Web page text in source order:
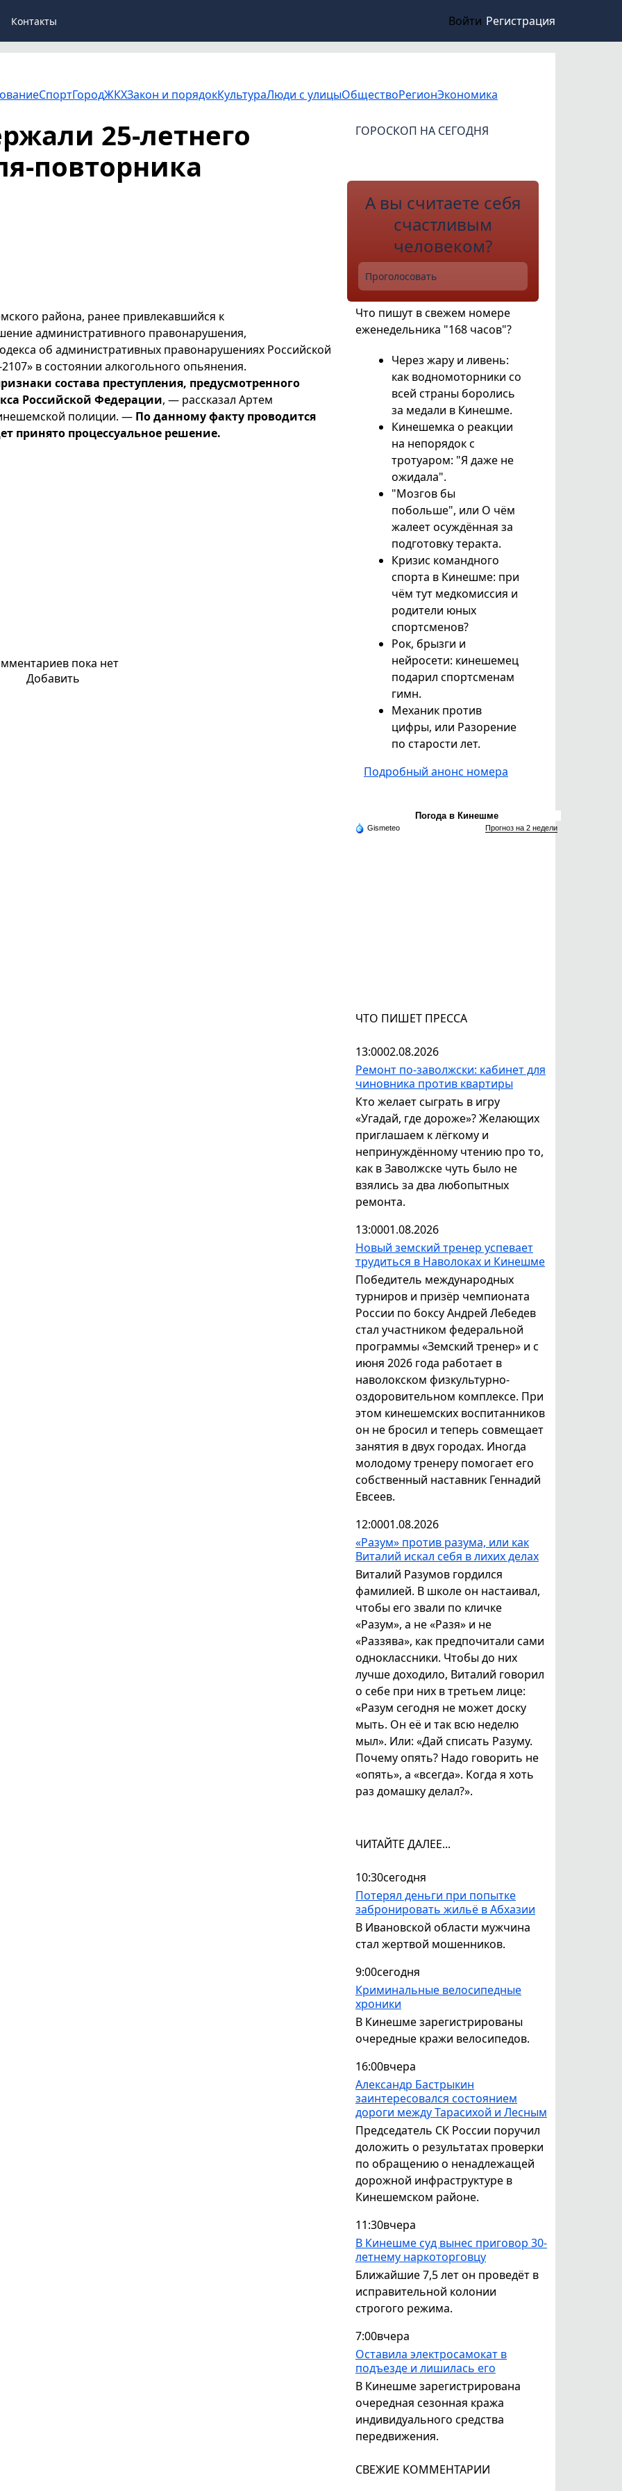
Контакты Войти Регистрация
СпортГородЖКХЗакон и порядокКультураЛюди с улицыОбществоРегионЭкономика
ЧТО ПИШЕТ ПРЕССА
13:0002.08.2026
Ремонт по-заволжски: кабинет для
чиновника против квартиры
Кто желает сыграть в игру
«Угадай, где дороже»? Желающих
приглашаем к лёгкому и
непринуждённому чтению про то,
как в Заволжске чуть было не
взялись за два любопытных
ремонта.
13:0001.08.2026
Новый земский тренер успевает
трудиться в Наволоках и Кинешме
Победитель международных
турниров и призёр чемпионата
России по боксу Андрей Лебедев
стал участником федеральной
программы «Земский тренер» и с
июня 2026 года работает в
наволокском физкультурно-
оздоровительном комплексе. При
этом кинешемских воспитанников
он не бросил и теперь совмещает
занятия в двух городах. Иногда
молодому тренеру помогает его
собственный наставник Геннадий
Евсеев.
12:0001.08.2026
«Разум» против разума, или как
Виталий искал себя в лихих делах
Виталий Разумов гордился
фамилией. В школе он настаивал,
чтобы его звали по кличке
«Разум», а не «Разя» и не
«Раззява», как предпочитали сами
одноклассники. Чтобы до них
лучше доходило, Виталий говорил
о себе при них в третьем лице:
«Разум сегодня не может доску
мыть. Он её и так всю неделю
мыл». Или: «Дай списать Разуму.
Почему опять? Надо говорить не
«опять», а «всегда». Когда я хоть
раз домашку делал?».
ЧИТАЙТЕ ДАЛЕЕ...
10:30сегодня
Потерял деньги при попытке
забронировать жильё в Абхазии
В Ивановской области мужчина
стал жертвой мошенников.
9:00сегодня
Криминальные велосипедные
хроники
В Кинешме зарегистрированы
очередные кражи велосипедов.
16:00вчера
Александр Бастрыкин
заинтересовался состоянием
дороги между Тарасихой и Лесным
Председатель СК России поручил
доложить о результатах проверки
по обращению о ненадлежащей
дорожной инфраструктуре в
Кинешемском районе.
11:30вчера
В Кинешме суд вынес приговор 30-
летнему наркоторговцу
Ближайшие 7,5 лет он проведёт в
исправительной колонии
строгого режима.
7:00вчера
Оставила электросамокат в
подъезде и лишилась его
В Кинешме зарегистрирована
очередная сезонная кража
индивидуального средства
передвижения.
СВЕЖИЕ КОММЕНТАРИИ
25-летнего
повторника
района, ранее привлекавшийся к
административного правонарушения,
об административных правонарушениях Российской
в состоянии алкогольного опьянения.
состава преступления, предусмотренного
Российской Федерации, — рассказал Артем
полиции. — По данному факту проводится
принято процессуальное решение.
пока нет
Добавить
ГОРОСКОП НА СЕГОДНЯ
А вы считаете себя
счастливым
человеком?
Проголосовать
Что пишут в свежем номере
еженедельника "168 часов"?
Через жару и ливень:
как водномоторники со
всей страны боролись
за медали в Кинешме.
Кинешемка о реакции
на непорядок с
тротуаром: "Я даже не
ожидала".
"Мозгов бы
побольше", или О чём
жалеет осуждённая за
подготовку теракта.
Кризис командного
спорта в Кинешме: при
чём тут медкомиссия и
родители юных
спортсменов?
Рок, брызги и
нейросети: кинешемец
подарил спортсменам
гимн.
Механик против
цифры, или Разорение
по старости лет.
Подробный анонс номера
Погода в Кинешме
Gismeteo Прогноз на 2 недели